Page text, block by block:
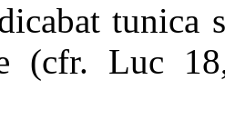
tunica
(cfr. Luc